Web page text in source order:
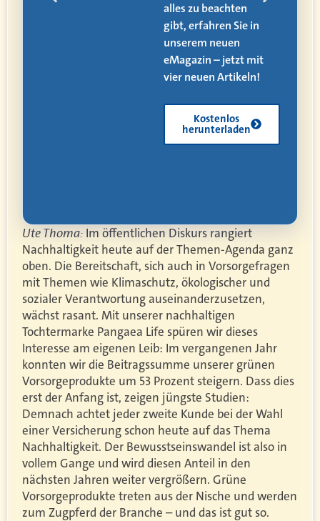
alles zu beachten
gibt, erfahren Sie in
unserem neuen
eMagazin – jetzt mit
vier neuen Artikeln!
Kostenlos
herunterladen
Ute Thoma: Im öffentlichen Diskurs rangiert
Nachhaltigkeit heute auf der Themen-Agenda ganz
oben. Die Bereitschaft, sich auch in Vorsorgefragen
mit Themen wie Klimaschutz, ökologischer und
sozialer Verantwortung auseinanderzusetzen,
wächst rasant. Mit unserer nachhaltigen
Tochtermarke Pangaea Life spüren wir dieses
Interesse am eigenen Leib: Im vergangenen Jahr
konnten wir die Beitragssumme unserer grünen
Vorsorgeprodukte um 53 Prozent steigern. Dass dies
erst der Anfang ist, zeigen jüngste Studien:
Demnach achtet jeder zweite Kunde bei der Wahl
einer Versicherung schon heute auf das Thema
Nachhaltigkeit. Der Bewusstseinswandel ist also in
vollem Gange und wird diesen Anteil in den
nächsten Jahren weiter vergrößern. Grüne
Vorsorgeprodukte treten aus der Nische und werden
zum Zugpferd der Branche – und das ist gut so.